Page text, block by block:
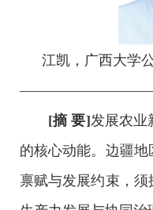
江凯，广西大学
[摘 要]发展农业
的核心动能。边疆
禀赋与发展约束，